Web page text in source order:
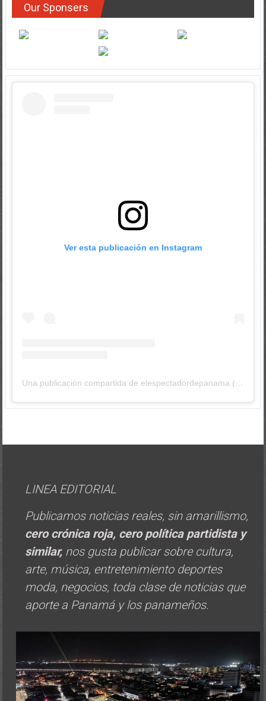
Our Sponsers
Ver esta publicación en Instagram
Una publicación compartida de elespectadordepanama (@elespectadordepanama)
LINEA EDITORIAL
Publicamos noticias reales, sin amarillismo,
cero crónica roja, cero política partidista y
similar, nos gusta publicar sobre cultura,
arte, música, entretenimiento deportes
moda, negocios, toda clase de noticias que
aporte a Panamá y los panameños.